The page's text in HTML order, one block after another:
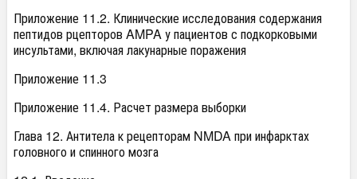
Приложение 11.2. Клинические исследования содержания
пептидов рцепторов AMPA у пациентов с подкорковыми
инсультами, включая лакунарные поражения
Приложение 11.3
Приложение 11.4. Расчет размера выборки
Глава 12. Антитела к рецепторам NMDA при инфарктах
головного и спинного мозга